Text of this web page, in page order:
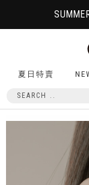
夏日特賣